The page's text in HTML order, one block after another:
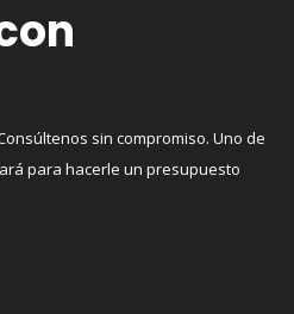
sin compromiso. Uno de
para hacerle un presupuesto